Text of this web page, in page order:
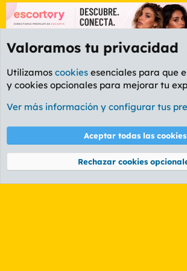
Foro Informática y Videojuegos
Cookies
PL OLDSTYLE AMARILLO
Términos y reglas Política de
Community platform by XenForo® © 2010-2026
Valoramos tu privacidad
Utilizamos cookies esenciales para que
y cookies opcionales para mejorar tu
Ver más información y configurar tus
Aceptar todas las cookies
Rechazar cookies